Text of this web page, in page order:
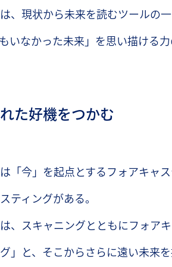
、現状から未来を読むツールの
いなかった未来」を思い描ける力
た好機をつかむ
「今」を起点とするフォアキャ
ティングがある。
、スキャニングとともにフォア
」と、そこからさらに遠い未来